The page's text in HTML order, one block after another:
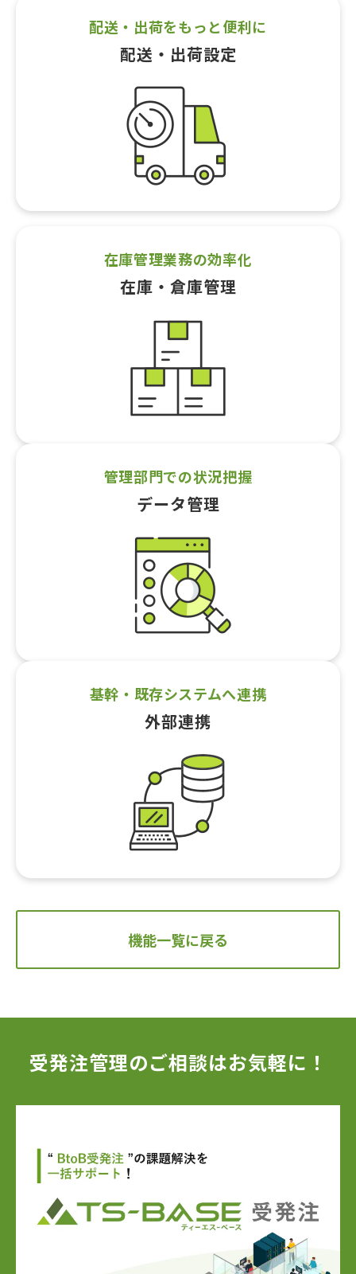
配送・出荷をもっと便利に
配送・出荷設定
在庫管理業務の効率化
在庫・倉庫管理
管理部門での状況把握
データ管理
基幹・既存システムへ連携
外部連携
機能一覧に戻る
受発注管理のご相談はお気軽に！